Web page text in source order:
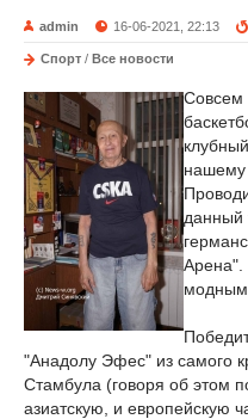
admin 16-06-2021, 22:13
Спорт / Все новости
Совсем
нашему
данный
Арена".
"Анадолу Эфес" из самого
Стамбула (говоря об этом
азиатскую, и европейскую